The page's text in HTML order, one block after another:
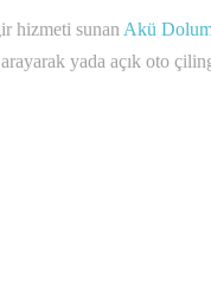
hizmeti sunan Akü
arayarak yada açık oto